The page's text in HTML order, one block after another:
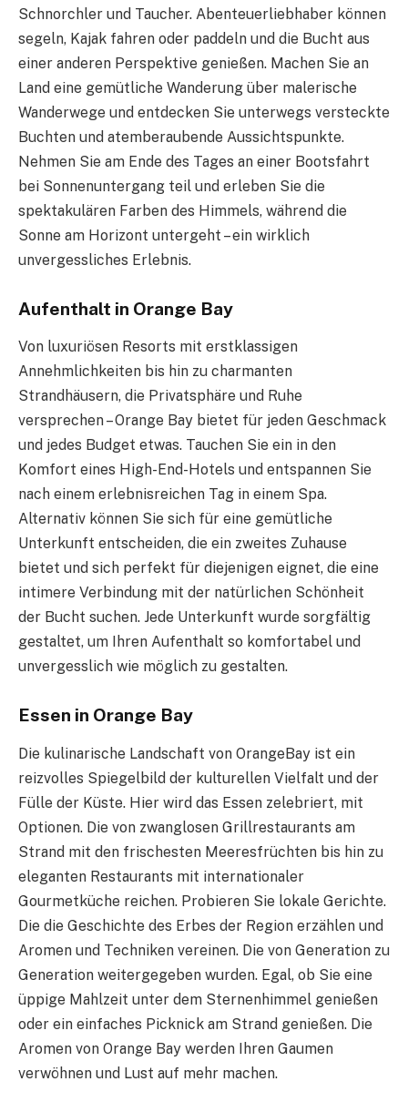
Schnorchler und Taucher. Abenteuerliebhaber können
segeln, Kajak fahren oder paddeln und die Bucht aus
einer anderen Perspektive genießen. Machen Sie an
Land eine gemütliche Wanderung über malerische
Wanderwege und entdecken Sie unterwegs versteckte
Buchten und atemberaubende Aussichtspunkte.
Nehmen Sie am Ende des Tages an einer Bootsfahrt
bei Sonnenuntergang teil und erleben Sie die
spektakulären Farben des Himmels, während die
Sonne am Horizont untergeht – ein wirklich
unvergessliches Erlebnis.
Aufenthalt in Orange Bay
Von luxuriösen Resorts mit erstklassigen
Annehmlichkeiten bis hin zu charmanten
Strandhäusern, die Privatsphäre und Ruhe
versprechen – Orange Bay bietet für jeden Geschmack
und jedes Budget etwas. Tauchen Sie ein in den
Komfort eines High-End-Hotels und entspannen Sie
nach einem erlebnisreichen Tag in einem Spa.
Alternativ können Sie sich für eine gemütliche
Unterkunft entscheiden, die ein zweites Zuhause
bietet und sich perfekt für diejenigen eignet, die eine
intimere Verbindung mit der natürlichen Schönheit
der Bucht suchen. Jede Unterkunft wurde sorgfältig
gestaltet, um Ihren Aufenthalt so komfortabel und
unvergesslich wie möglich zu gestalten.
Essen in Orange Bay
Die kulinarische Landschaft von OrangeBay ist ein
reizvolles Spiegelbild der kulturellen Vielfalt und der
Fülle der Küste. Hier wird das Essen zelebriert, mit
Optionen. Die von zwanglosen Grillrestaurants am
Strand mit den frischesten Meeresfrüchten bis hin zu
eleganten Restaurants mit internationaler
Gourmetküche reichen. Probieren Sie lokale Gerichte.
Die die Geschichte des Erbes der Region erzählen und
Aromen und Techniken vereinen. Die von Generation zu
Generation weitergegeben wurden. Egal, ob Sie eine
üppige Mahlzeit unter dem Sternenhimmel genießen
oder ein einfaches Picknick am Strand genießen. Die
Aromen von Orange Bay werden Ihren Gaumen
verwöhnen und Lust auf mehr machen.